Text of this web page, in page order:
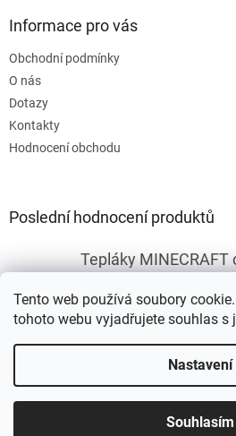
Tento web používá soubory
tohoto webu vyjadřujete souhlas s
Nastavení
Souhlasím
Informace pro vás
Obchodní podmínky
O nás
Dotazy
Kontakty
Hodnocení obchodu
Poslední hodnocení produktů
Tepláky MINECRAFT
nastavení